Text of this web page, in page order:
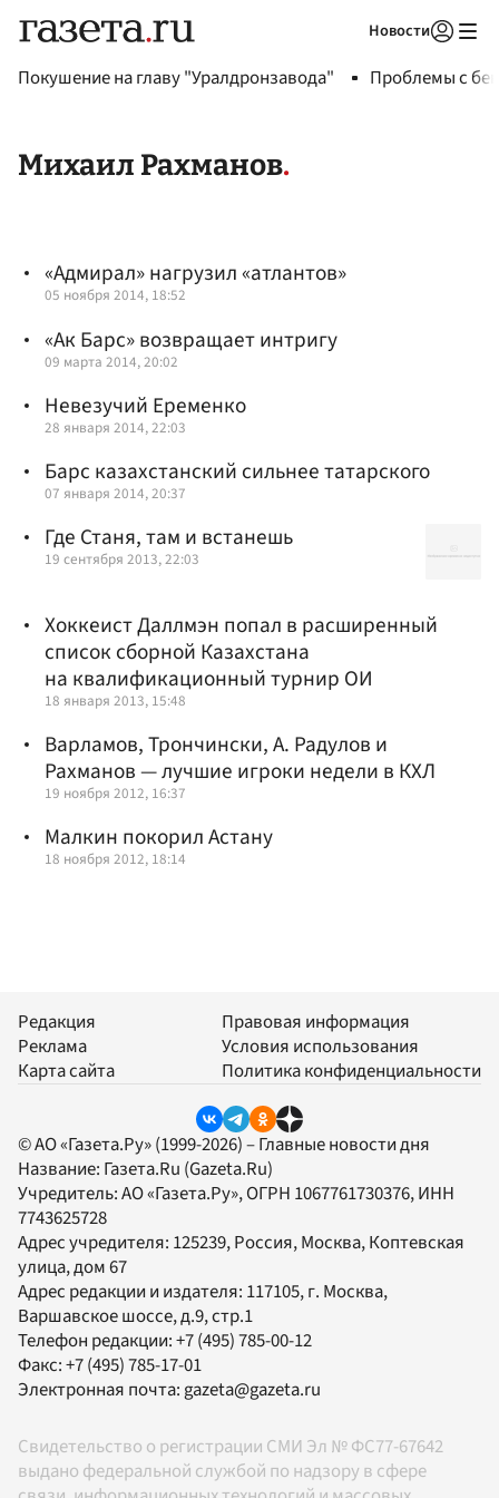
Новости
Покушение на главу "Уралдронзавода" Проблемы с
Михаил Рахманов
«Адмирал» нагрузил «атлантов»
05 ноября 2014, 18:52
«Ак Барс» возвращает интригу
09 марта 2014, 20:02
Невезучий Еременко
28 января 2014, 22:03
Барс казахстанский сильнее татарского
07 января 2014, 20:37
Где Станя, там и встанешь
19 сентября 2013, 22:03
Хоккеист Даллмэн попал в расширенный
список сборной Казахстана
на квалификационный турнир ОИ
18 января 2013, 15:48
Варламов, Трончински, А. Радулов и
Рахманов — лучшие игроки недели в КХЛ
19 ноября 2012, 16:37
Малкин покорил Астану
18 ноября 2012, 18:14
Редакция
Реклама
Карта сайта
Правовая информация
Условия использования
Политика конфиденциальности
© АО «Газета.Ру» (1999-2026) – Главные новости дня
Название: Газета.Ru (Gazeta.Ru)
Учредитель:АО «Газета.Ру», ОГРН 1067761730376, ИНН
7743625728
Адрес учредителя: 125239, Россия, Москва, Коптевская
улица, дом 67
Адрес редакции и издателя: 117105, г. Москва,
Варшавское шоссе, д.9, стр.1
Телефон редакции:+7 (495) 785-00-12
Факс:+7 (495) 785-17-01
Электронная почта:gazeta@gazeta.ru
Свидетельство о регистрации СМИ Эл № ФС77-67642
выдано федеральной службой по надзору в сфере